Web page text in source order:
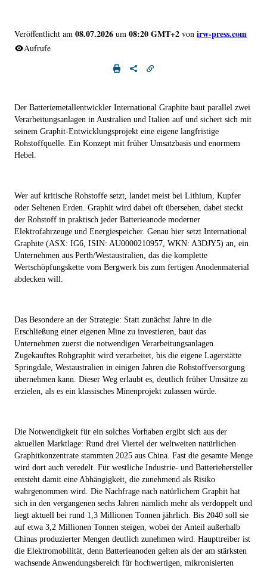
Veröffentlicht am 08.07.2026 um 08:20 GMT+2 von irw-press.com
Aufrufe
Der Batteriemetallentwickler International Graphite baut parallel zwei
Verarbeitungsanlagen in Australien und Italien auf und sichert sich mit
seinem Graphit-Entwicklungsprojekt eine eigene langfristige
Rohstoffquelle. Ein Konzept mit früher Umsatzbasis und enormem
Hebel.
Wer auf kritische Rohstoffe setzt, landet meist bei Lithium, Kupfer
oder Seltenen Erden. Graphit wird dabei oft übersehen, dabei steckt
der Rohstoff in praktisch jeder Batterieanode moderner
Elektrofahrzeuge und Energiespeicher. Genau hier setzt International
Graphite (ASX: IG6, ISIN: AU0000210957, WKN: A3DJY5) an, ein
Unternehmen aus Perth/Westaustralien, das die komplette
Wertschöpfungskette vom Bergwerk bis zum fertigen Anodenmaterial
abdecken will.
Das Besondere an der Strategie: Statt zunächst Jahre in die
Erschließung einer eigenen Mine zu investieren, baut das
Unternehmen zuerst die notwendigen Verarbeitungsanlagen.
Zugekauftes Rohgraphit wird verarbeitet, bis die eigene Lagerstätte
Springdale, Westaustralien in einigen Jahren die Rohstoffversorgung
übernehmen kann. Dieser Weg erlaubt es, deutlich früher Umsätze zu
erzielen, als es ein klassisches Minenprojekt zulassen würde.
Die Notwendigkeit für ein solches Vorhaben ergibt sich aus der
aktuellen Marktlage: Rund drei Viertel der weltweiten natürlichen
Graphitkonzentrate stammten 2025 aus China. Fast die gesamte Menge
wird dort auch veredelt. Für westliche Industrie- und Batteriehersteller
entsteht damit eine Abhängigkeit, die zunehmend als Risiko
wahrgenommen wird. Die Nachfrage nach natürlichem Graphit hat
sich in den vergangenen sechs Jahren nämlich mehr als verdoppelt und
liegt aktuell bei rund 1,3 Millionen Tonnen jährlich. Bis 2040 soll sie
auf etwa 3,2 Millionen Tonnen steigen, wobei der Anteil außerhalb
Chinas produzierter Mengen deutlich zunehmen wird. Haupttreiber ist
die Elektromobilität, denn Batterieanoden gelten als der am stärksten
wachsende Anwendungsbereich für hochwertigen, mikronisierten